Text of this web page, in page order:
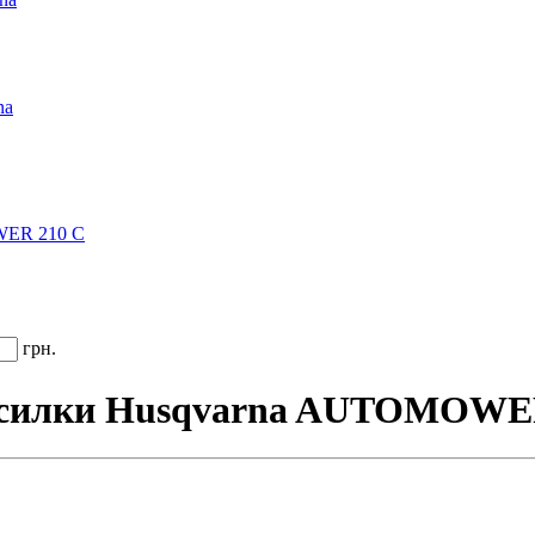
210 C
грн.
Husqvarna